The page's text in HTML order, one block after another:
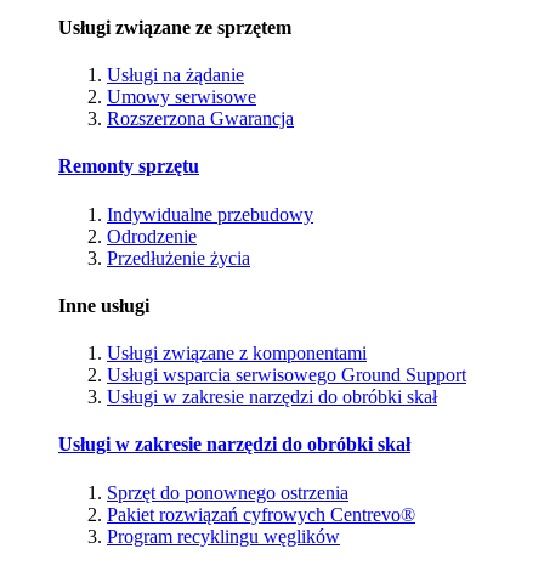
Usługi związane ze sprzętem
Usługi na żądanie
Umowy serwisowe
Rozszerzona Gwarancja
Remonty sprzętu
Indywidualne przebudowy
Odrodzenie
Przedłużenie życia
Inne usługi
Usługi związane z komponentami
Usługi wsparcia serwisowego Ground Support
Usługi w zakresie narzędzi do obróbki skał
Usługi w zakresie narzędzi do obróbki skał
Sprzęt do ponownego ostrzenia
Pakiet rozwiązań cyfrowych Centrevo®
Program recyklingu węglików